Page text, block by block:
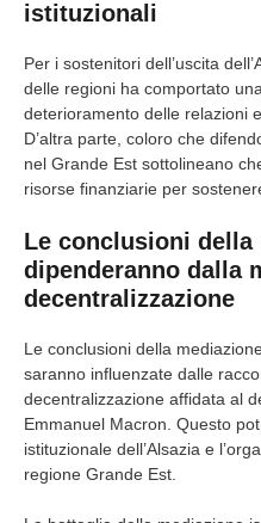
istituzionali
Per i sostenitori dell’uscita
delle regioni ha comportato
deterioramento delle relazioni
D’altra parte, coloro che
nel Grande Est sottolineano
risorse finanziarie per
Le conclusioni della
dipenderanno dalla
decentralizzazione
Le conclusioni della
saranno influenzate dalle
decentralizzazione affidata al
Emmanuel Macron. Questo
istituzionale dell’Alsazia e
regione Grande Est.